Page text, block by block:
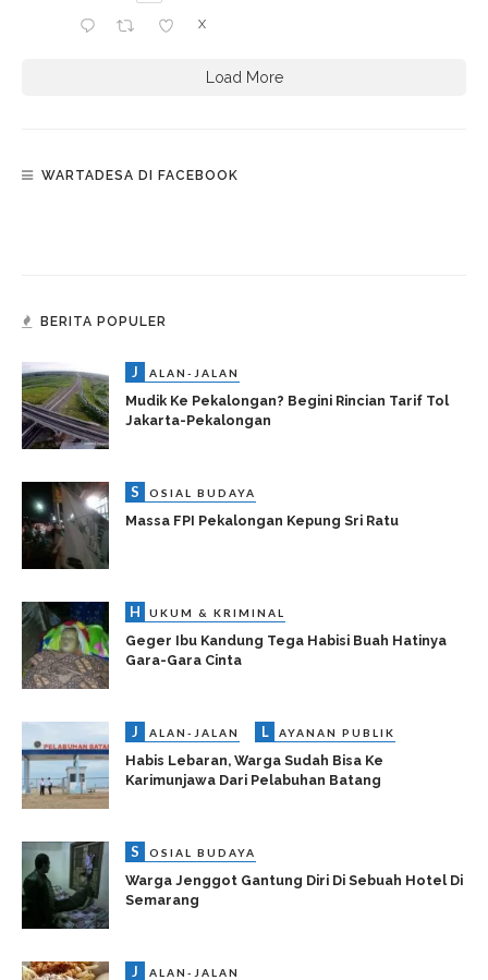
X
Load More
WARTADESA DI FACEBOOK
BERITA POPULER
J ALAN-JALAN
Mudik Ke Pekalongan? Begini Rincian Tarif Tol
Jakarta-Pekalongan
S OSIAL BUDAYA
Massa FPI Pekalongan Kepung Sri Ratu
H UKUM & KRIMINAL
Geger Ibu Kandung Tega Habisi Buah Hatinya
Gara-Gara Cinta
J ALAN-JALAN L AYANAN PUBLIK
Habis Lebaran, Warga Sudah Bisa Ke
Karimunjawa Dari Pelabuhan Batang
S OSIAL BUDAYA
Warga Jenggot Gantung Diri Di Sebuah Hotel Di
Semarang
J ALAN-JALAN